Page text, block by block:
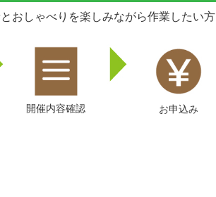
おしゃべりを楽しみながら作業したい方
開催内容確認 お申込み